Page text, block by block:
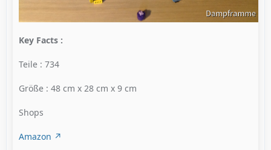
Key Facts :
Teile : 734
Größe : 48 cm x 28 cm x 9 cm
Shops
Amazon